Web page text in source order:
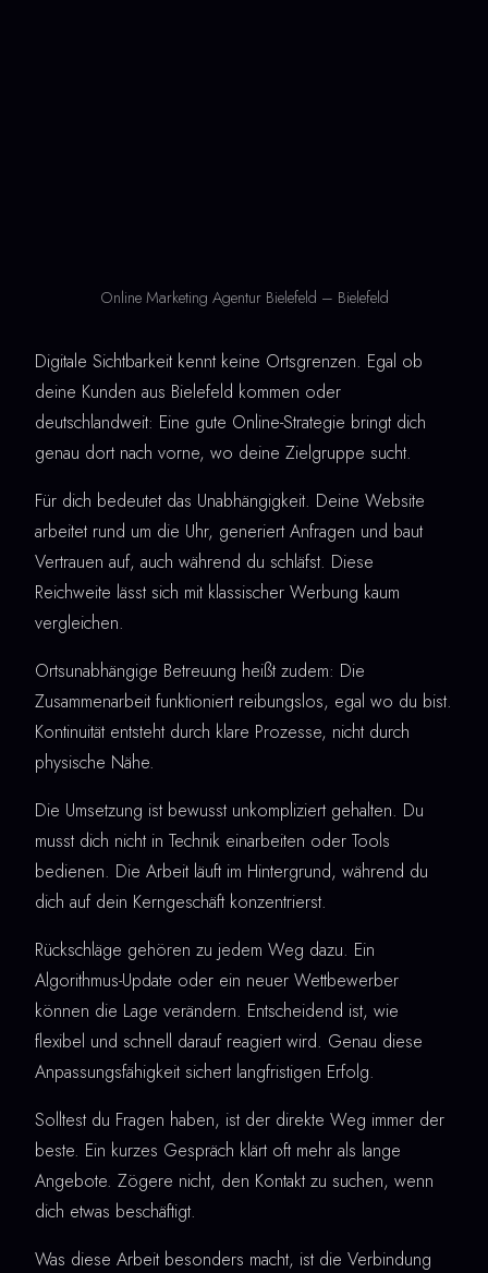
Online Marketing Agentur Bielefeld – Bielefeld
Digitale Sichtbarkeit kennt keine Ortsgrenzen. Egal ob
deine Kunden aus Bielefeld kommen oder
deutschlandweit: Eine gute Online-Strategie bringt dich
genau dort nach vorne, wo deine Zielgruppe sucht.
Für dich bedeutet das Unabhängigkeit. Deine Website
arbeitet rund um die Uhr, generiert Anfragen und baut
Vertrauen auf, auch während du schläfst. Diese
Reichweite lässt sich mit klassischer Werbung kaum
vergleichen.
Ortsunabhängige Betreuung heißt zudem: Die
Zusammenarbeit funktioniert reibungslos, egal wo du bist.
Kontinuität entsteht durch klare Prozesse, nicht durch
physische Nähe.
Die Umsetzung ist bewusst unkompliziert gehalten. Du
musst dich nicht in Technik einarbeiten oder Tools
bedienen. Die Arbeit läuft im Hintergrund, während du
dich auf dein Kerngeschäft konzentrierst.
Rückschläge gehören zu jedem Weg dazu. Ein
Algorithmus-Update oder ein neuer Wettbewerber
können die Lage verändern. Entscheidend ist, wie
flexibel und schnell darauf reagiert wird. Genau diese
Anpassungsfähigkeit sichert langfristigen Erfolg.
Solltest du Fragen haben, ist der direkte Weg immer der
beste. Ein kurzes Gespräch klärt oft mehr als lange
Angebote. Zögere nicht, den Kontakt zu suchen, wenn
dich etwas beschäftigt.
Was diese Arbeit besonders macht, ist die Verbindung